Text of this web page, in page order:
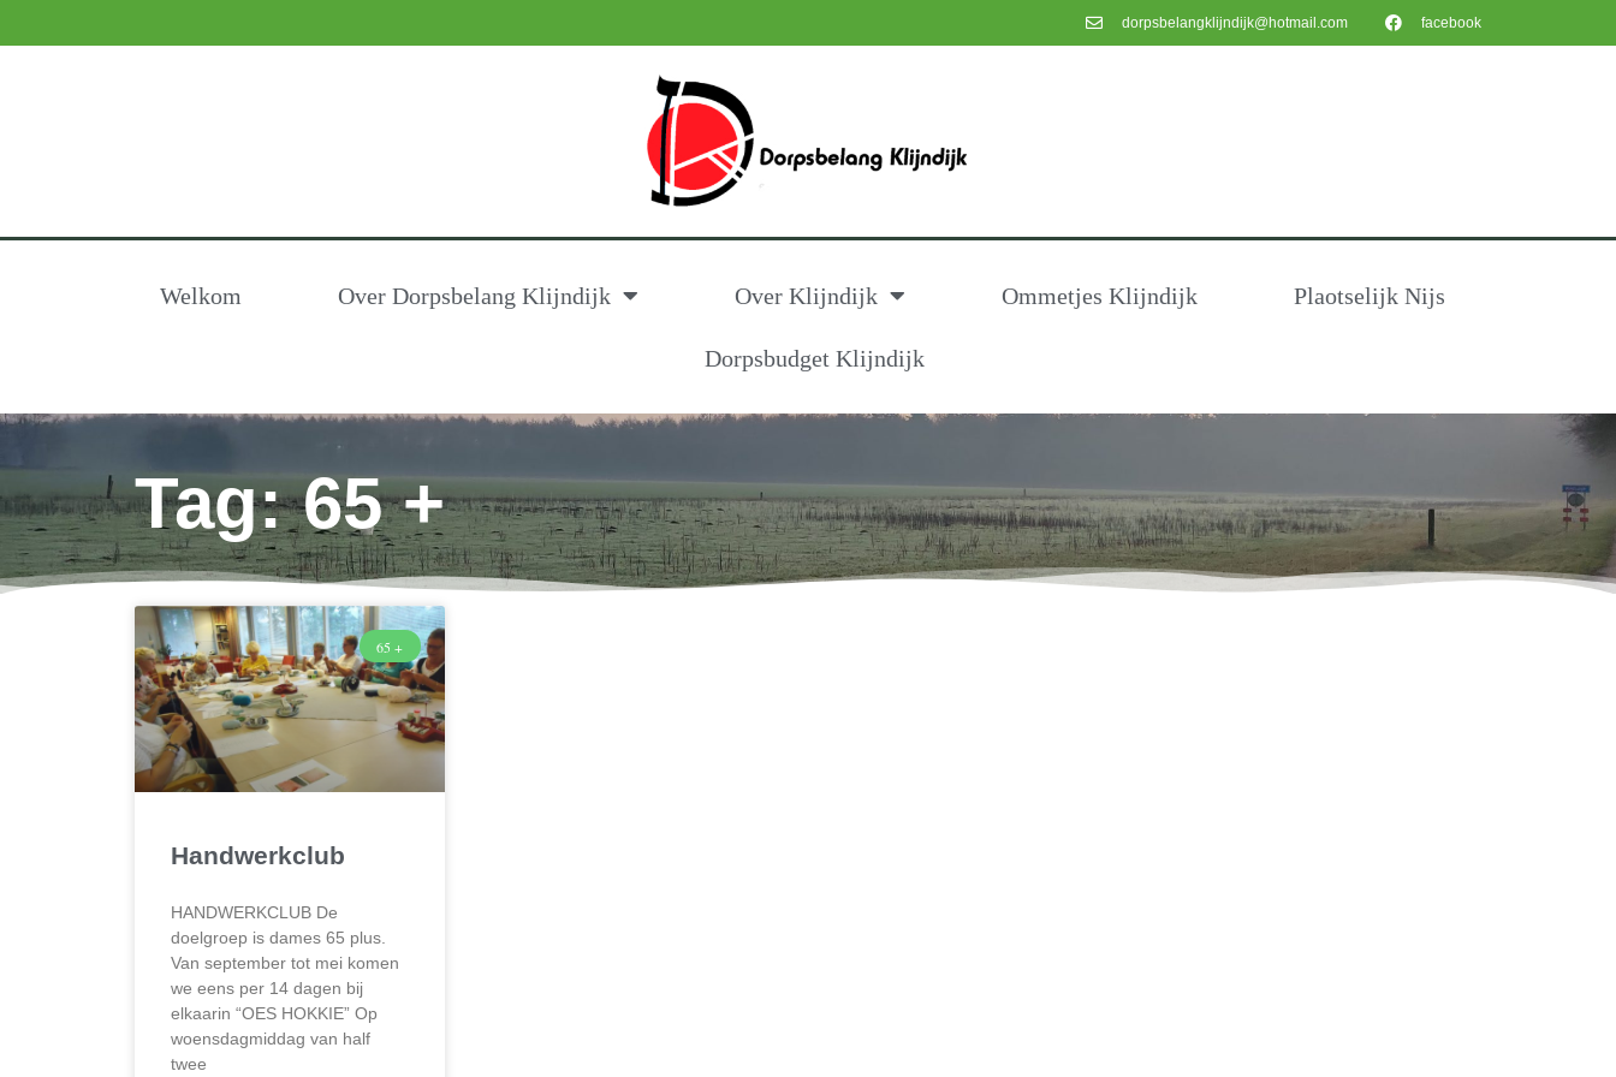
dorpsbelangklijndijk@hotmail.com facebook
Welkom Over Dorpsbelang Klijndijk Over Klijndijk Ommetjes Klijndijk Plaotselijk Nijs
Dorpsbudget Klijndijk
Tag: 65 +
65 +
Handwerkclub
HANDWERKCLUB De
doelgroep is dames 65 plus.
Van september tot mei komen
we eens per 14 dagen bij
elkaarin “OES HOKKIE” Op
woensdagmiddag van half
twee